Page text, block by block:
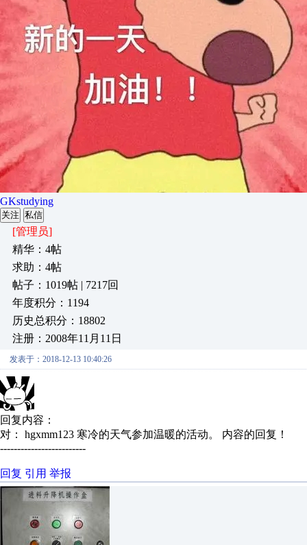
GKstudying
关注 私信
[管理员]
精华：4帖
求助：4帖
帖子：1019帖 | 7217回
年度积分：1194
历史总积分：18802
注册：2008年11月11日
发表于：2018-12-13 10:40:26
回复内容：
对： hgxmm123 寒冷的天气参加温暖的活动。 内容的回复！
-------------------------
回复 引用 举报